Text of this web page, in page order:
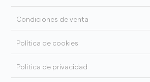
Condiciones de venta
Política de cookies
Politica de privacidad